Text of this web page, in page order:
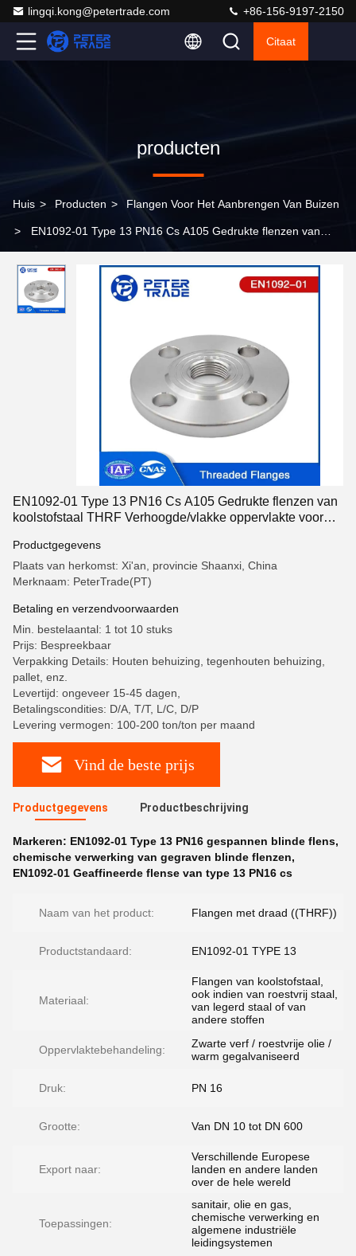
lingqi.kong@petertrade.com +86-156-9197-2150
Citaat
producten
Huis > Producten > Flangen Voor Het Aanbrengen Van Buizen
> EN1092-01 Type 13 PN16 Cs A105 Gedrukte flenzen van
industriële leidingsystemen
EN1092-01 Type 13 PN16 Cs A105 Gedrukte flenzen van
koolstofstaal THRF Verhoogde/vlakke oppervlakte voor
Productgegevens
Plaats van herkomst: Xi'an, provincie Shaanxi, China
Merknaam: PeterTrade(PT)
Betaling en verzendvoorwaarden
Min. bestelaantal: 1 tot 10 stuks
Prijs: Bespreekbaar
Verpakking Details: Houten behuizing, tegenhouten behuizing,
pallet, enz.
Levertijd: ongeveer 15-45 dagen,
Betalingscondities: D/A, T/T, L/C, D/P
Levering vermogen: 100-200 ton/ton per maand
Vind de beste prijs
Productgegevens Productbeschrijving
Markeren: EN1092-01 Type 13 PN16 gespannen blinde flens,
chemische verwerking van gegraven blinde flenzen,
EN1092-01 Geaffineerde flense van type 13 PN16 cs
Naam van het product: Flangen met draad ((THRF))
Productstandaard: EN1092-01 TYPE 13
Materiaal:
Flangen van koolstofstaal,
ook indien van roestvrij staal,
van legerd staal of van
andere stoffen
Oppervlaktebehandeling:
Zwarte verf / roestvrije olie /
warm gegalvaniseerd
Druk: PN 16
Grootte: Van DN 10 tot DN 600
Export naar:
Verschillende Europese
landen en andere landen
over de hele wereld
Toepassingen:
sanitair, olie en gas,
chemische verwerking en
algemene industriële
leidingsystemen